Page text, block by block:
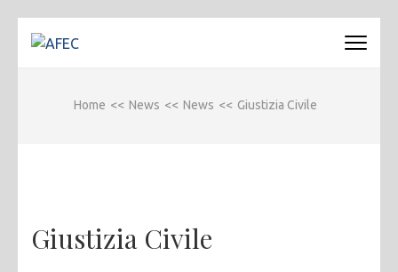
Home << News << News << Giustizia Civile
Giustizia Civile